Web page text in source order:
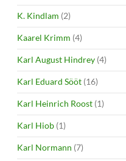
K. Kindlam (2)
Kaarel Krimm (4)
Karl August Hindrey (4)
Karl Eduard Sööt (16)
Karl Heinrich Roost (1)
Karl Hiob (1)
Karl Normann (7)